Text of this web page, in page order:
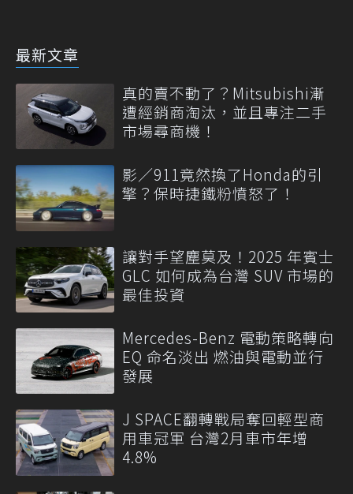
最新文章
真的賣不動了？Mitsubishi漸
遭經銷商淘汰，並且專注二手
市場尋商機！
影／911竟然換了Honda的引
擎？保時捷鐵粉憤怒了！
讓對手望塵莫及！2025 年賓士
GLC 如何成為台灣 SUV 市場的
最佳投資
Mercedes-Benz 電動策略轉向
EQ 命名淡出 燃油與電動並行
發展
J SPACE翻轉戰局奪回輕型商
用車冠軍 台灣2月車市年增
4.8%